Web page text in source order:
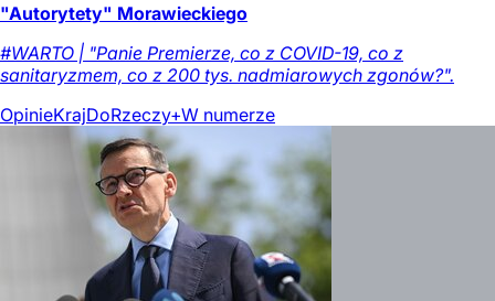
"Autorytety" Morawieckiego
#WARTO | "Panie Premierze, co z COVID-19, co z
sanitaryzmem, co z 200 tys. nadmiarowych zgonów?".
OpinieKrajDoRzeczy+W numerze